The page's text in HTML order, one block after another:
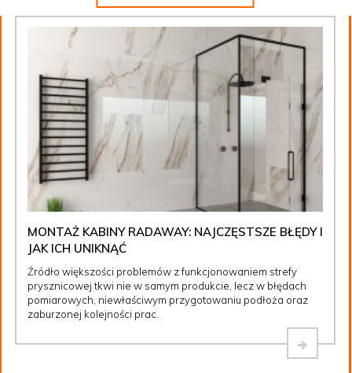
MONTAŻ KABINY RADAWAY: NAJCZĘSTSZE BŁĘDY I
JAK ICH UNIKNĄĆ
Źródło większości problemów z funkcjonowaniem strefy
prysznicowej tkwi nie w samym produkcie, lecz w błędach
pomiarowych, niewłaściwym przygotowaniu podłoża oraz
zaburzonej kolejności prac.